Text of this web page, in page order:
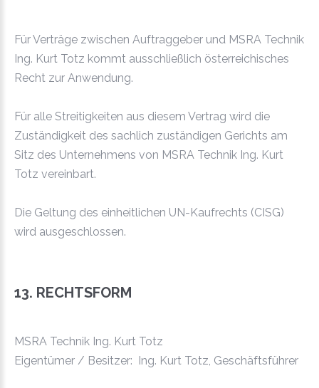
Für Verträge zwischen Auftraggeber und MSRA Technik
Ing. Kurt Totz kommt ausschließlich österreichisches
Recht zur Anwendung.
Für alle Streitigkeiten aus diesem Vertrag wird die
Zuständigkeit des sachlich zuständigen Gerichts am
Sitz des Unternehmens von MSRA Technik Ing. Kurt
Totz vereinbart.
Die Geltung des einheitlichen UN-Kaufrechts (CISG)
wird ausgeschlossen.
13. RECHTSFORM
MSRA Technik Ing. Kurt Totz
Eigentümer / Besitzer: Ing. Kurt Totz, Geschäftsführer